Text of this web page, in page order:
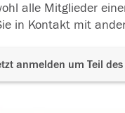
alle Mitglieder
in Kontakt mit
anmelden um Teil